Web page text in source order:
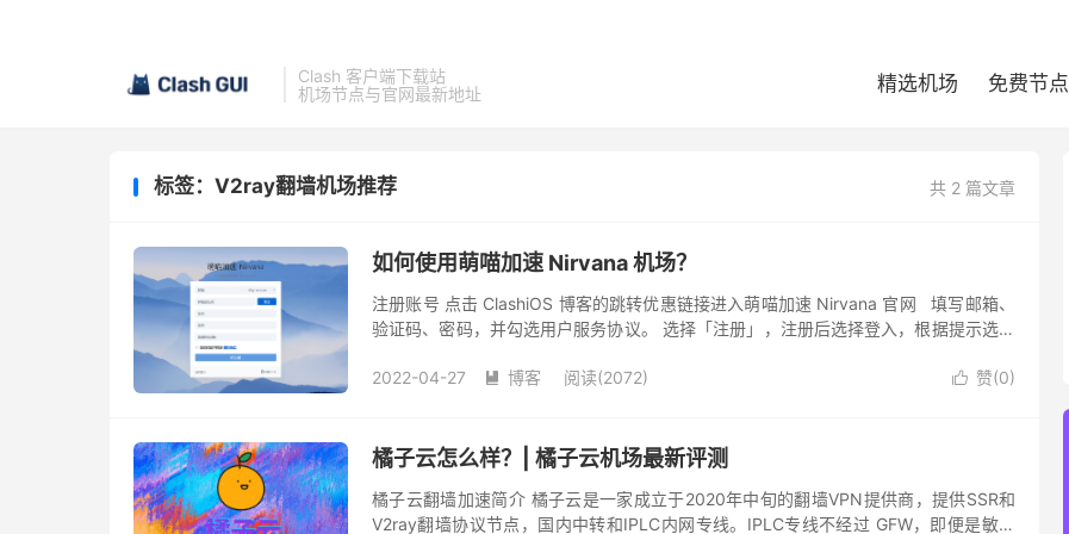
Clash 客户端下载站
机场节点与官网最新地址
精选机场 免费节点
共 2 篇文章
标签：V2ray翻墙机场推荐
如何使用萌喵加速 Nirvana 机场？
注册账号 点击 ClashiOS 博客的跳转优惠链接进入萌喵加速 Nirvana 官网 填写邮箱、
验证码、密码，并勾选用户服务协议。 选择「注册」，注册后选择登入，根据提示选择
 赞(0)
2022-04-27  博客 阅读(2072)
橘子云怎么样？| 橘子云机场最新评测
橘子云翻墙加速简介 橘子云是一家成立于2020年中旬的翻墙VPN提供商，提供SSR和
V2ray翻墙协议节点，国内中转和IPLC内网专线。IPLC专线不经过 GFW，即便是敏感